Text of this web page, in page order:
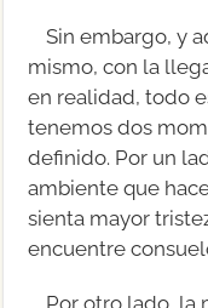
Sin embargo, y
mismo, con la
en realidad, todo
tenemos dos
definido. Por un
ambiente que
sienta mayor
encuentre
Por otro lado, la